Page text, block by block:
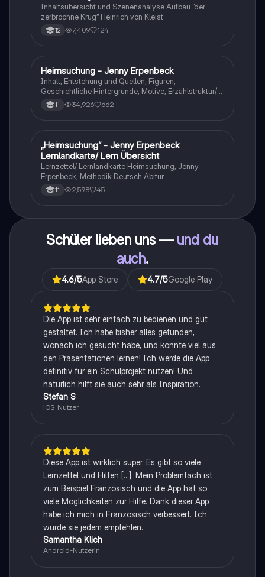
Q1/Q2/Abitur
Inhaltsübersicht und Szenenanalyse Aufbau “der
zerbrochne Krug” Heinrich von Kleist
12 7,409 124
Deutsch
Heimsuchung - Jenny Erpenbeck
Inhalt, Entstehung und Quellen, Figuren,
Geschichtliche Hintergründe, Motive, Erzählstruktur/-
stil 11 34,926 662
Deutsch
„Heimsuchung“ - Jenny Erpenbeck
Lernlandkarte/ Lern Übersicht
Lernzettel/ Lernlandkarte Heimsuchung, Jenny
Erpenbeck, Methodik Deutsch Abitur
11 2,598 45
Schüler lieben uns — und du
auch.
4.6/5App Store 4.7/5Google Play
Die App ist sehr einfach zu bedienen und gut
gestaltet. Ich habe bisher alles gefunden,
wonach ich gesucht habe, und konnte viel aus
den Präsentationen lernen! Ich werde die App
definitiv für ein Schulprojekt nutzen! Und
natürlich hilft sie auch sehr als Inspiration.
Stefan S
iOS-Nutzer
Diese App ist wirklich super. Es gibt so viele
Lernzettel und Hilfen [...]. Mein Problemfach ist
zum Beispiel Französisch und die App hat so
viele Möglichkeiten zur Hilfe. Dank dieser App
habe ich mich in Französisch verbessert. Ich
würde sie jedem empfehlen.
Samantha Klich
Android-Nutzerin